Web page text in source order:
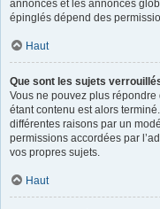
annonces et les annonces
épinglés dépend des
Haut
Que sont les sujets
Vous ne pouvez plus
étant contenu est alors
différentes raisons par un
permissions accordées par
vos propres sujets.
Haut